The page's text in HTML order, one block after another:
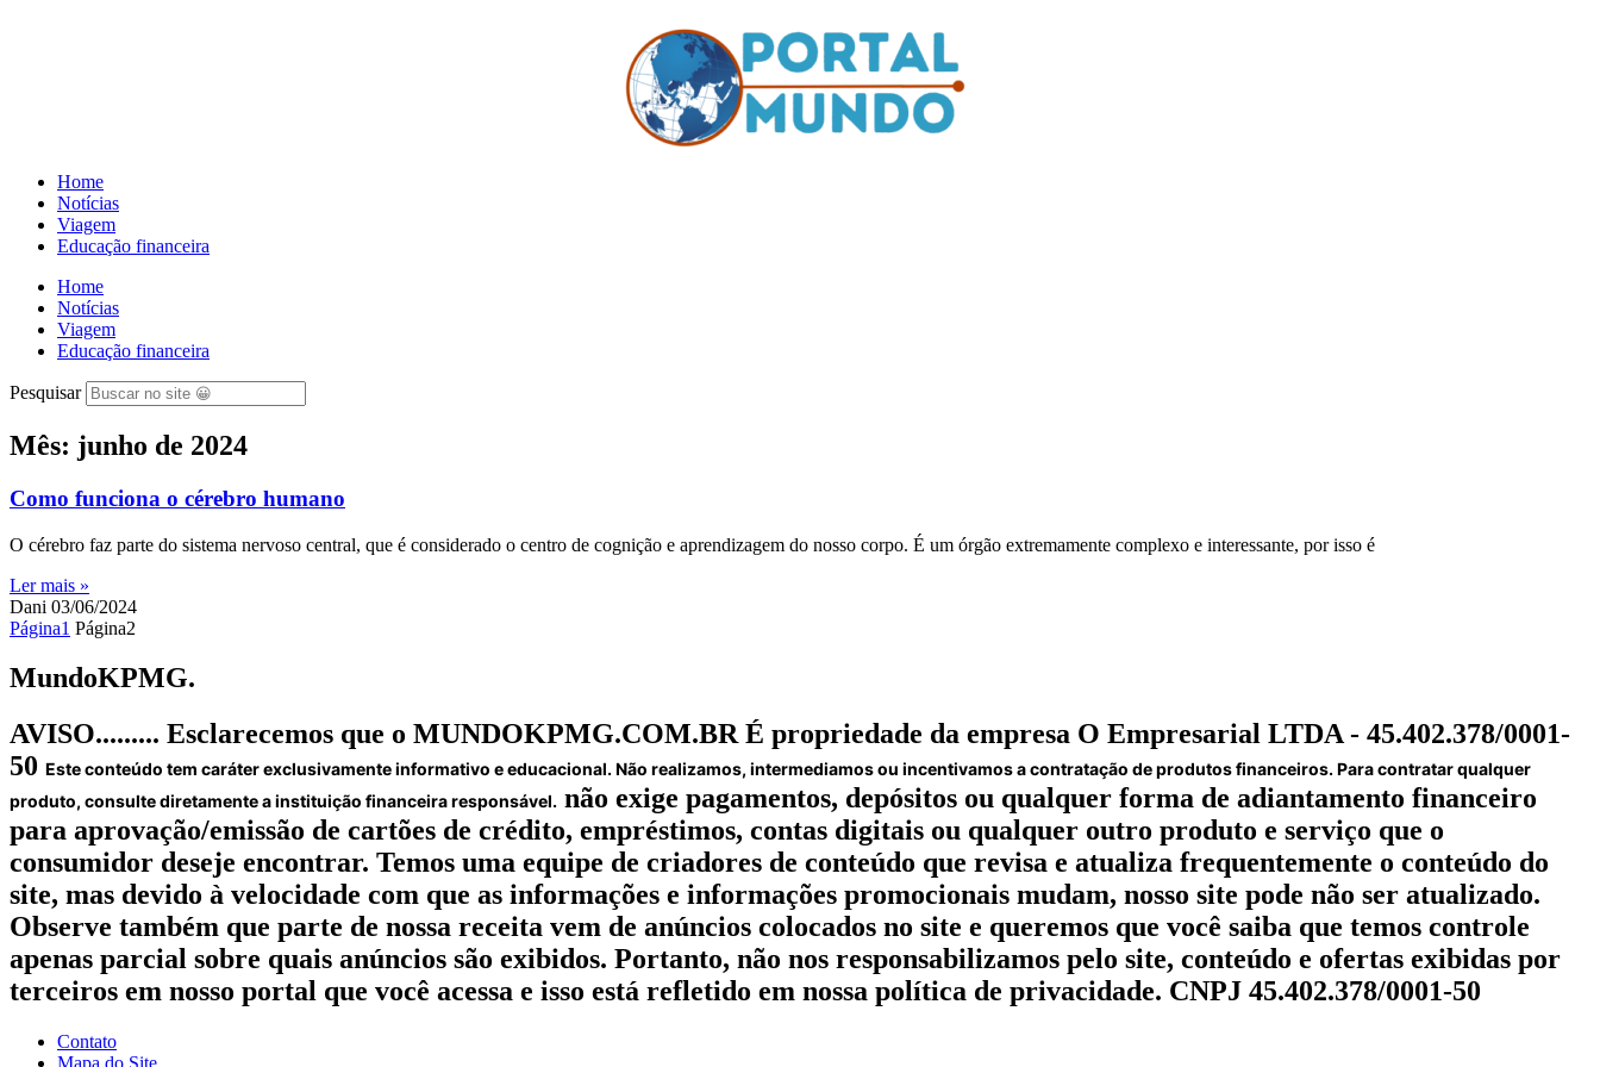
Home
Notícias
Viagem
Educação financeira
Home
Notícias
Viagem
Educação financeira
Pesquisar
Mês: junho de 2024
Como funciona o cérebro humano
O cérebro faz parte do sistema nervoso central, que é considerado o centro de cognição e aprendizagem do nosso corpo. É um órgão extremamente complexo e interessante, por isso é
Ler mais »
Dani 03/06/2024
Página1 Página2
MundoKPMG.
AVISO......... Esclarecemos que o MUNDOKPMG.COM.BR É propriedade da empresa O Empresarial LTDA - 45.402.378/0001-
50 Este conteúdo tem caráter exclusivamente informativo e educacional. Não realizamos, intermediamos ou incentivamos a contratação de produtos financeiros. Para contratar qualquer
produto, consulte diretamente a instituição financeira responsável. não exige pagamentos, depósitos ou qualquer forma de adiantamento financeiro
para aprovação/emissão de cartões de crédito, empréstimos, contas digitais ou qualquer outro produto e serviço que o
consumidor deseje encontrar. Temos uma equipe de criadores de conteúdo que revisa e atualiza frequentemente o conteúdo do
site, mas devido à velocidade com que as informações e informações promocionais mudam, nosso site pode não ser atualizado.
Observe também que parte de nossa receita vem de anúncios colocados no site e queremos que você saiba que temos controle
apenas parcial sobre quais anúncios são exibidos. Portanto, não nos responsabilizamos pelo site, conteúdo e ofertas exibidas por
terceiros em nosso portal que você acessa e isso está refletido em nossa política de privacidade. CNPJ 45.402.378/0001-50
Contato